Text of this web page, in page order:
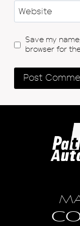
Website
Save my
browser for